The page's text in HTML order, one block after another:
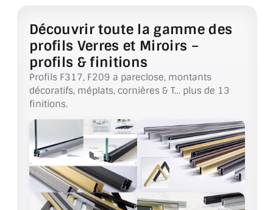
VERRIÈRE TYPE ATELIER
VERRES TEXTURÉS
PLEXIGLAS PMMA
DOUBLE VITRAGE
ACCESSOIRES & QUINCAILLERIE
CATALOGUE DE PROFILS ET FIXATION DU
VERRE
LES FIXATIONS POUR MIROIR
Découvrir toute la gamme des
profils Verres et Miroirs –
profils & finitions
Profils F317, F209 a pareclose, montants
décoratifs, méplats, cornières & T… plus de 13
finitions.